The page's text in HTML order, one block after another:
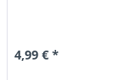
4,99 € *